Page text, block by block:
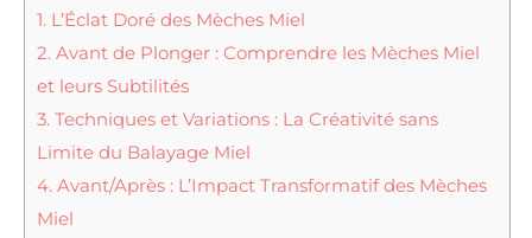
1. L’Éclat Doré des Mèches Miel
2. Avant de Plonger : Comprendre les Mèches Miel
et leurs Subtilités
3. Techniques et Variations : La Créativité sans
Limite du Balayage Miel
4. Avant/Après : L’Impact Transformatif des Mèches
Miel